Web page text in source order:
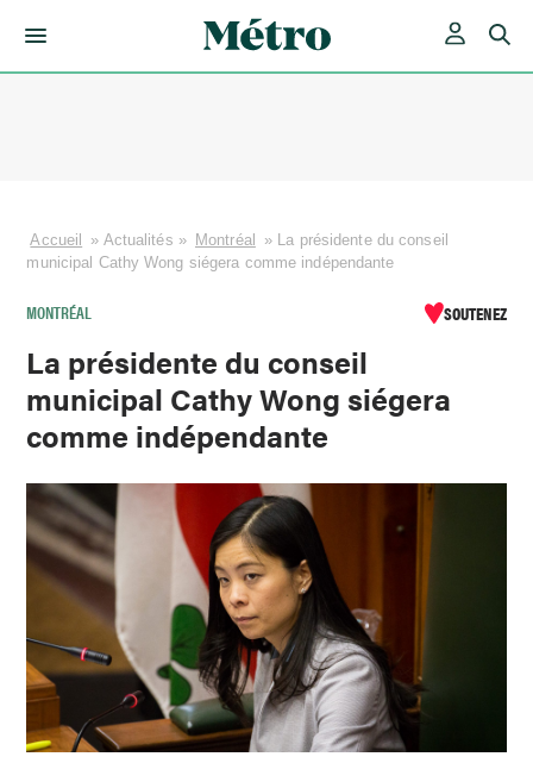
Accueil » Actualités » Montréal » La présidente du conseil
municipal Cathy Wong siégera comme indépendante
MONTRÉAL SOUTENEZ
La présidente du conseil
municipal Cathy Wong siégera
comme indépendante